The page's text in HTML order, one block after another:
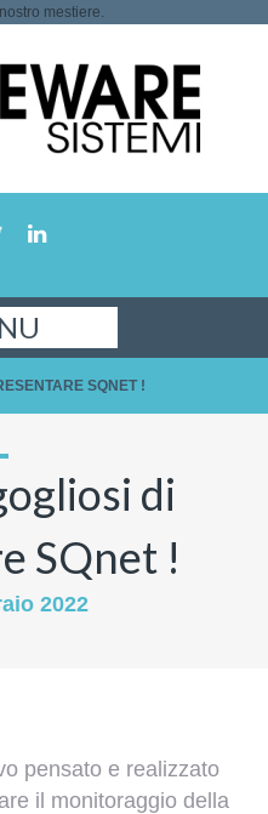
mestiere.
SQNET !
di
SQnet !
2022
pensato e realizzato
il monitoraggio della